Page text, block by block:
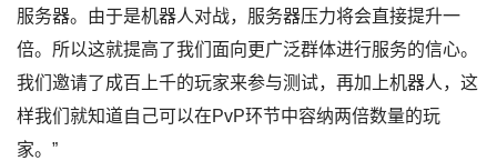
服务器。由于是机器人对战，服务器压力将会直接提升一
倍。所以这就提高了我们面向更广泛群体进行服务的信心。
我们邀请了成百上千的玩家来参与测试，再加上机器人，这
样我们就知道自己可以在PvP环节中容纳两倍数量的玩
家。”